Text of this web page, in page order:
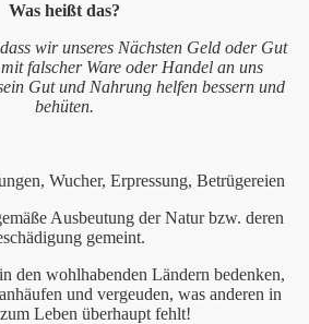
Was heißt das?
wir unseres Nächsten Geld oder Gut
falscher Ware oder Handel an uns
Gut und Nahrung helfen bessern und
behüten.
Wucher, Erpressung, Betrügereien
Ausbeutung der Natur bzw. deren
gemeint.
den wohlhabenden Ländern bedenken,
und vergeuden, was anderen in
Leben überhaupt fehlt!